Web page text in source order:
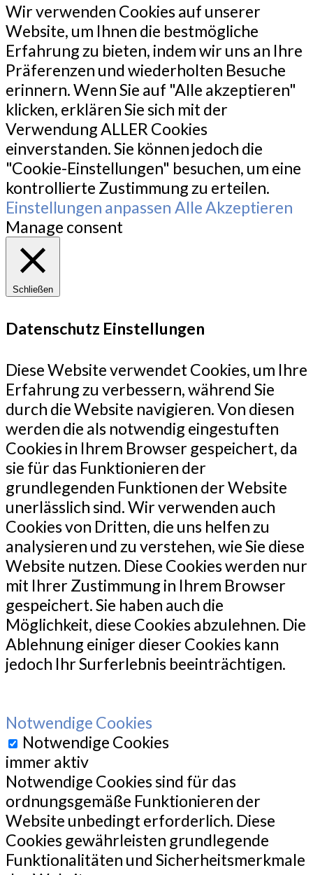
Wir verwenden Cookies auf unserer
Website, um Ihnen die bestmögliche
Erfahrung zu bieten, indem wir uns an Ihre
Präferenzen und wiederholten Besuche
erinnern. Wenn Sie auf "Alle akzeptieren"
klicken, erklären Sie sich mit der
Verwendung ALLER Cookies
einverstanden. Sie können jedoch die
"Cookie-Einstellungen" besuchen, um eine
kontrollierte Zustimmung zu erteilen.
Einstellungen anpassen Alle Akzeptieren
Manage consent
Schließen
Datenschutz Einstellungen
Diese Website verwendet Cookies, um Ihre
Erfahrung zu verbessern, während Sie
durch die Website navigieren. Von diesen
werden die als notwendig eingestuften
Cookies in Ihrem Browser gespeichert, da
sie für das Funktionieren der
grundlegenden Funktionen der Website
unerlässlich sind. Wir verwenden auch
Cookies von Dritten, die uns helfen zu
analysieren und zu verstehen, wie Sie diese
Website nutzen. Diese Cookies werden nur
mit Ihrer Zustimmung in Ihrem Browser
gespeichert. Sie haben auch die
Möglichkeit, diese Cookies abzulehnen. Die
Ablehnung einiger dieser Cookies kann
jedoch Ihr Surferlebnis beeinträchtigen.
Notwendige Cookies
Notwendige Cookies
immer aktiv
Notwendige Cookies sind für das
ordnungsgemäße Funktionieren der
Website unbedingt erforderlich. Diese
Cookies gewährleisten grundlegende
Funktionalitäten und Sicherheitsmerkmale